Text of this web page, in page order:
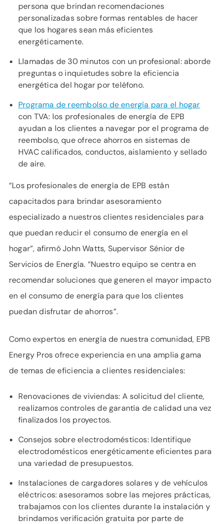
persona que brindan recomendaciones
personalizadas sobre formas rentables de hacer
que los hogares sean más eficientes
energéticamente.
Llamadas de 30 minutos con un profesional: aborde
preguntas o inquietudes sobre la eficiencia
energética del hogar por teléfono.
Programa de reembolso de energía para el hogar
con TVA: los profesionales de energía de EPB
ayudan a los clientes a navegar por el programa de
reembolso, que ofrece ahorros en sistemas de
HVAC calificados, conductos, aislamiento y sellado
de aire.
“Los profesionales de energía de EPB están
capacitados para brindar asesoramiento
especializado a nuestros clientes residenciales para
que puedan reducir el consumo de energía en el
hogar”, afirmó John Watts, Supervisor Sénior de
Servicios de Energía. “Nuestro equipo se centra en
recomendar soluciones que generen el mayor impacto
en el consumo de energía para que los clientes
puedan disfrutar de ahorros”.
Como expertos en energía de nuestra comunidad, EPB
Energy Pros ofrece experiencia en una amplia gama
de temas de eficiencia a clientes residenciales:
Renovaciones de viviendas: A solicitud del cliente,
realizamos controles de garantía de calidad una vez
finalizados los proyectos.
Consejos sobre electrodomésticos: Identifique
electrodomésticos energéticamente eficientes para
una variedad de presupuestos.
Instalaciones de cargadores solares y de vehículos
eléctricos: asesoramos sobre las mejores prácticas,
trabajamos con los clientes durante la instalación y
brindamos verificación gratuita por parte de